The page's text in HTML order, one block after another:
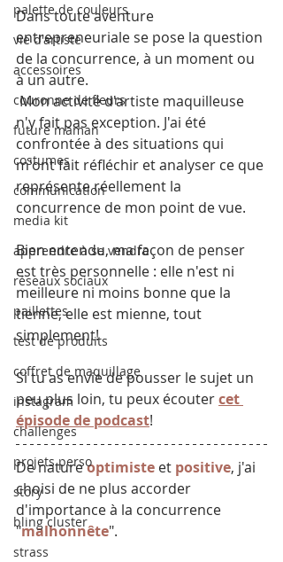
palette de couleurs
vie d'artiste
accessoires
couronne de fleurs
future maman
costumes
communication
media kit
apprendre à se vendre
réseaux sociaux
paillettes
test de produits
coffret de maquillage
instagram
challenges
projets perso
story
bling cluster
strass
Dans toute aventure
entrepreneuriale se pose la question
de la concurrence, à un moment ou
à un autre.
Mon activité d'artiste maquilleuse
n'y fait pas exception. J'ai été
confrontée à des situations qui
m'ont fait réfléchir et analyser ce que
représente réellement la
concurrence de mon point de vue.
Bien entendu, ma façon de penser
est très personnelle : elle n'est ni
meilleure ni moins bonne que la
tienne, elle est mienne, tout
simplement!
Si tu as envie de pousser le sujet un
peu plus loin, tu peux écouter cet
épisode de podcast!
De nature optimiste et positive, j'ai
choisi de ne plus accorder
d'importance à la concurrence
"malhonnête".